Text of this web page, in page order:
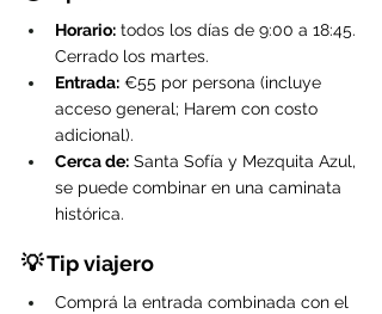
Horario: todos los días de 9:00 a 18:45.
Cerrado los martes.
Entrada: €55 por persona (incluye
acceso general; Harem con costo
adicional).
Cerca de: Santa Sofía y Mezquita Azul,
se puede combinar en una caminata
histórica.
💡 Tip viajero
Comprá la entrada combinada con el